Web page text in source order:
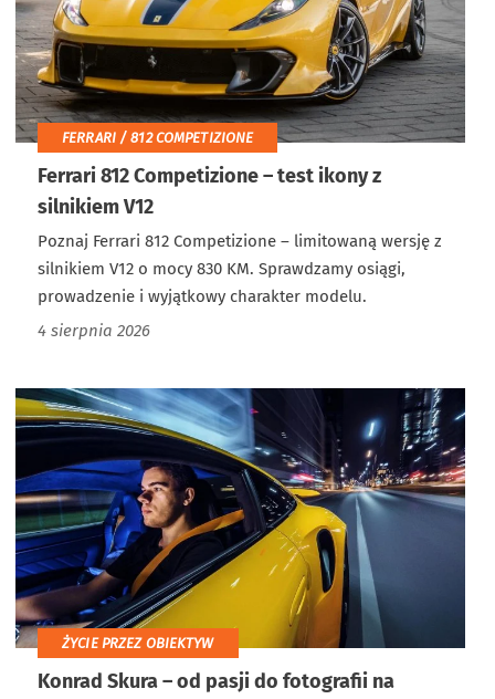
FERRARI / 812 COMPETIZIONE
Ferrari 812 Competizione – test ikony z
silnikiem V12
Poznaj Ferrari 812 Competizione – limitowaną wersję z
silnikiem V12 o mocy 830 KM. Sprawdzamy osiągi,
prowadzenie i wyjątkowy charakter modelu.
4 sierpnia 2026
ŻYCIE PRZEZ OBIEKTYW
Konrad Skura – od pasji do fotografii na